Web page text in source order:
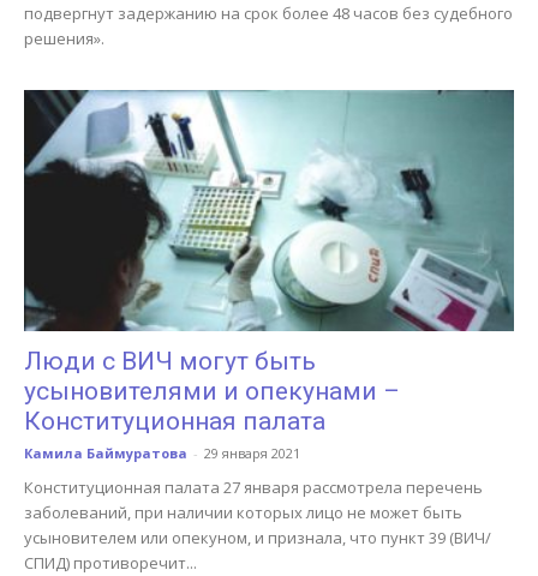
подвергнут задержанию на срок более 48 часов без судебного
решения».
Люди с ВИЧ могут быть
усыновителями и опекунами –
Конституционная палата
Камила Баймуратова - 29 января 2021
Конституционная палата 27 января рассмотрела перечень
заболеваний, при наличии которых лицо не может быть
усыновителем или опекуном, и признала, что пункт 39 (ВИЧ/
СПИД) противоречит...